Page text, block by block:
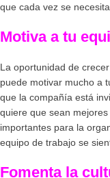
que cada vez se
Motiva a tu
La oportunidad de
puede motivar mucho a
que la compañía está
quiere que sean
importantes para la
equipo de trabajo se
Fomenta la